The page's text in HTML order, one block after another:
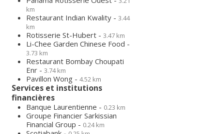
km
Restaurant Indian Kwality - 3.44
km
Rotisserie St-Hubert - 3.47 km
Li-Chee Garden Chinese Food -
3.73 km
Restaurant Bombay Choupati
Enr - 3.74 km
Pavillon Wong - 4.52 km
Services et institutions
financières
Banque Laurentienne - 0.23 km
Groupe Financier Sarkissian
Financial Group - 0.24 km